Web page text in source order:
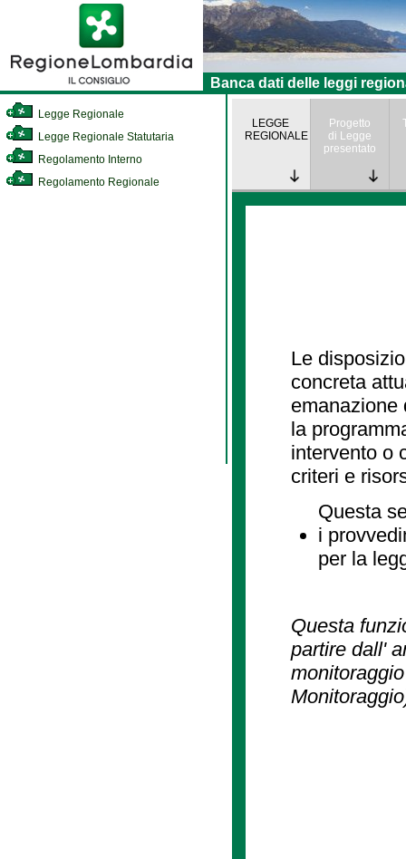
Banca dati delle leggi
Legge Regionale
Legge Regionale Statutaria
Regolamento Interno
Regolamento Regionale
LEGGE
REGIONALE
Progetto
di Legge
presentato
Le
concreta
emanazione
la
intervento o
criteri e
Questa
i
per la
Questa
partire dall'